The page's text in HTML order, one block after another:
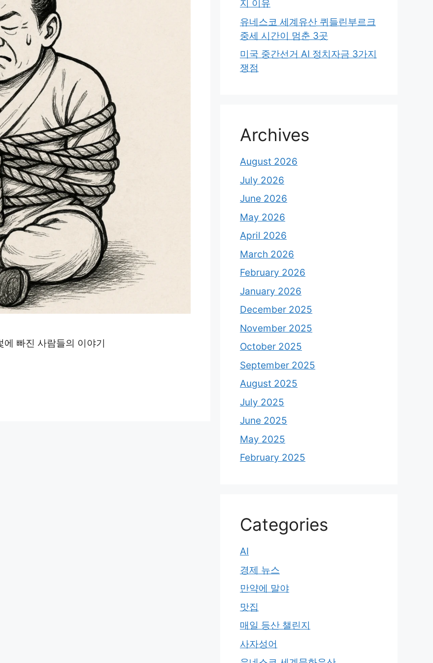
빠진 사람들의 이야기
지 이유
유네스코 세계유산 퀴들린부르크
중세 시간이 멈춘 3곳
미국 중간선거 AI 정치자금 3가지
쟁점
Archives
August 2026
July 2026
June 2026
May 2026
April 2026
March 2026
February 2026
January 2026
December 2025
November 2025
October 2025
September 2025
August 2025
July 2025
June 2025
May 2025
February 2025
Categories
AI
경제 뉴스
만약에 말야
맛집
매일 등산 챌린지
사자성어